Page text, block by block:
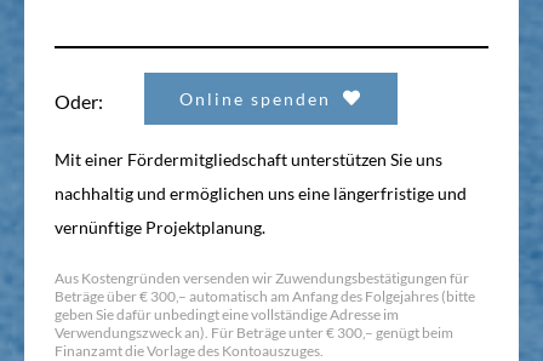
Oder: Online spenden
Mit einer Fördermitgliedschaft unterstützen Sie uns
nachhaltig und ermöglichen uns eine längerfristige und
vernünftige Projektplanung.
Aus Kostengründen versenden wir Zuwendungsbestätigungen für
Beträge über € 300,– automatisch am Anfang des Folgejahres (bitte
geben Sie dafür unbedingt eine vollständige Adresse im
Verwendungszweck an). Für Beträge unter € 300,– genügt beim
Finanzamt die Vorlage des Kontoauszuges.